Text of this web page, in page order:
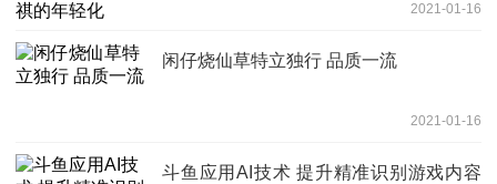
2021-01-16
闲仔烧仙草特立独行 品质一流
2021-01-16
斗鱼应用AI技术 提升精准识别游戏内容